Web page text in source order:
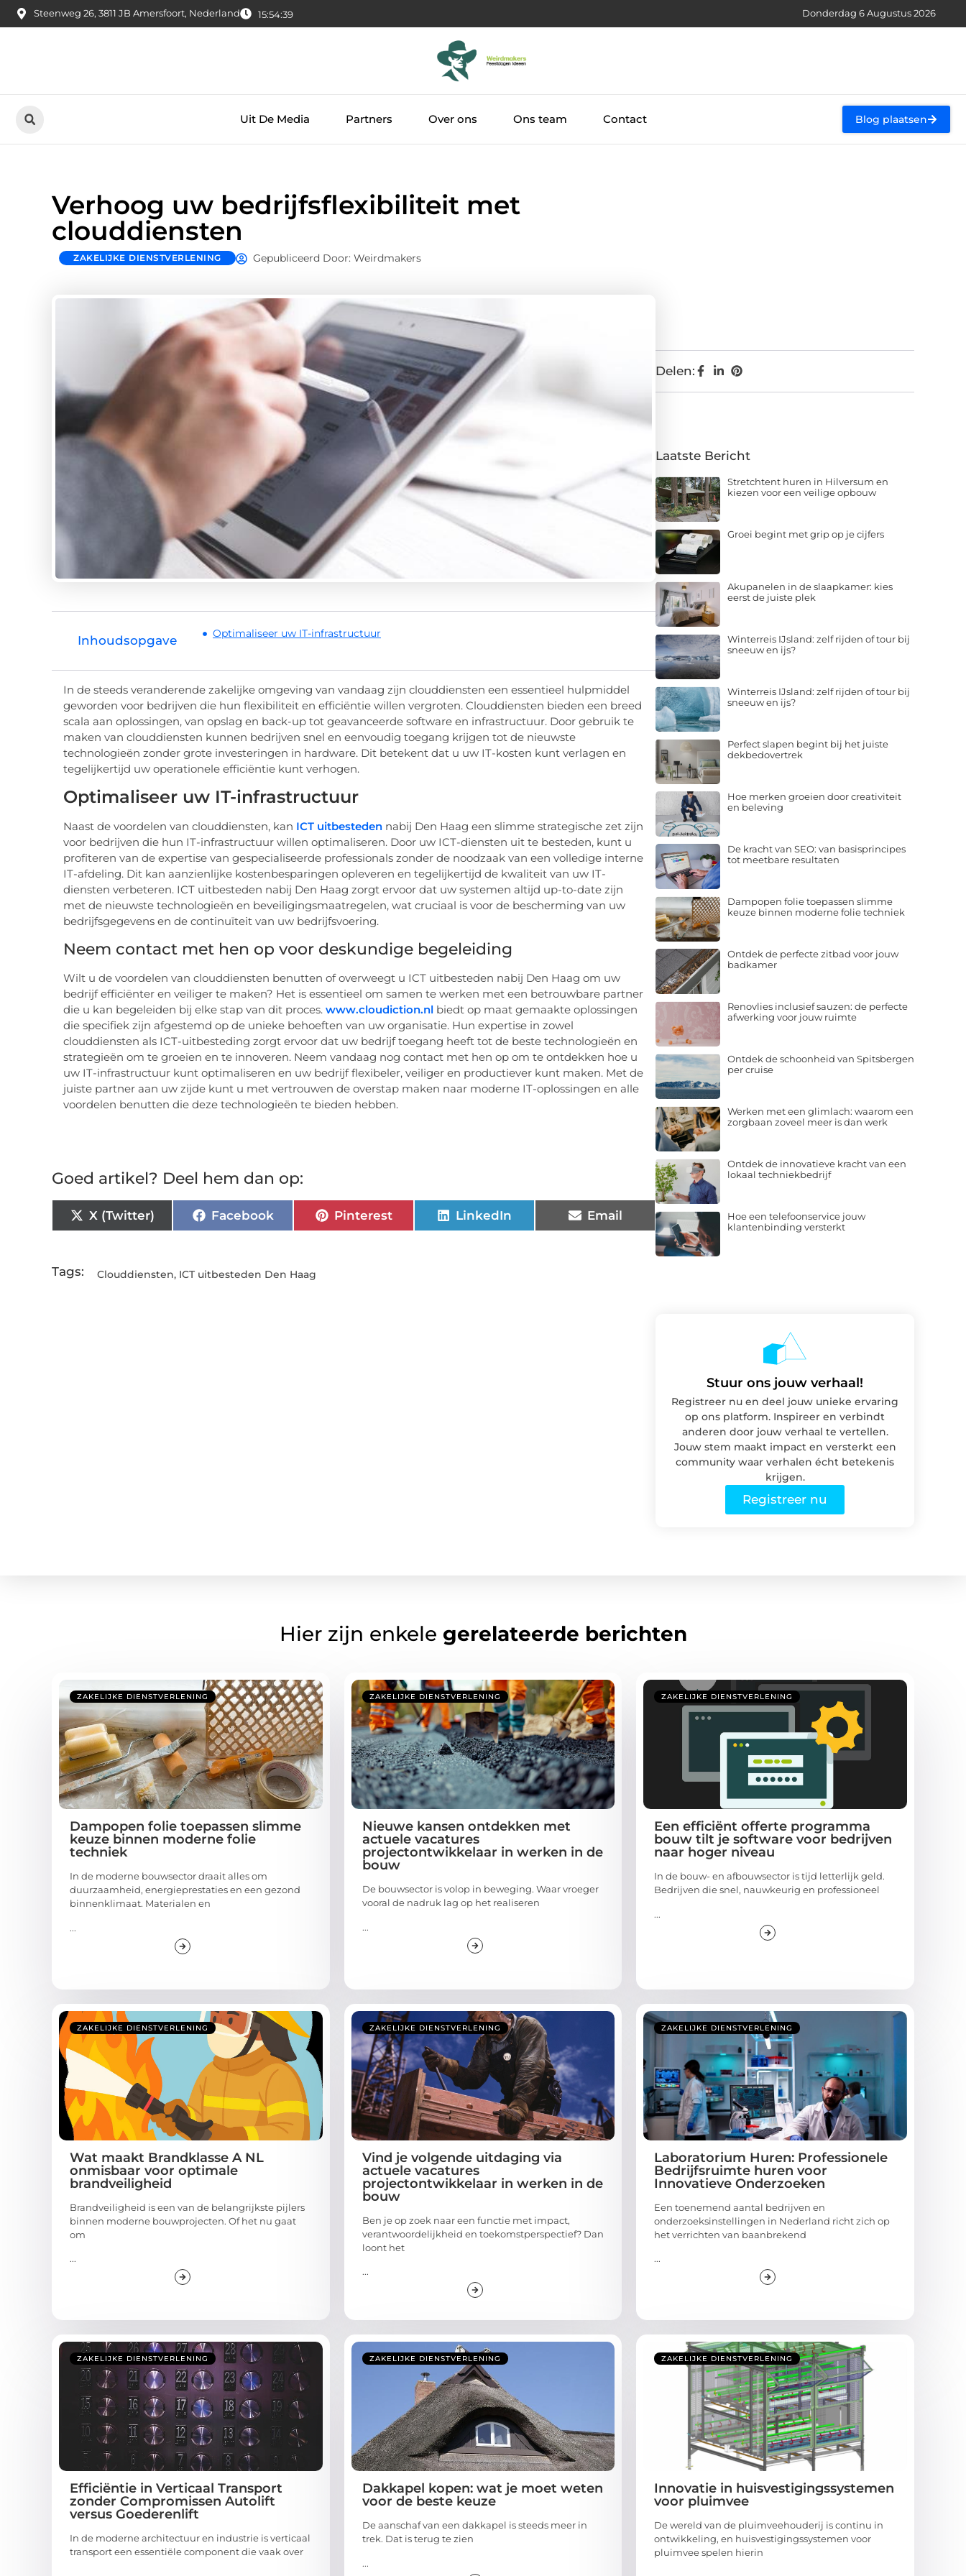
Steenweg 26, 3811 JB Amersfoort, Nederland 15:54:40 Donderdag 6 Augustus 2026
Uit De Media Partners Over ons Ons team Contact Blog plaatsen
Verhoog uw bedrijfsflexibiliteit met
clouddiensten
ZAKELIJKE DIENSTVERLENING Gepubliceerd Door: Weirdmakers
Inhoudsopgave Optimaliseer uw IT-infrastructuur
In de steeds veranderende zakelijke omgeving van vandaag zijn clouddiensten een essentieel hulpmiddel
geworden voor bedrijven die hun flexibiliteit en efficiëntie willen vergroten. Clouddiensten bieden een breed
scala aan oplossingen, van opslag en back-up tot geavanceerde software en infrastructuur. Door gebruik te
maken van clouddiensten kunnen bedrijven snel en eenvoudig toegang krijgen tot de nieuwste
technologieën zonder grote investeringen in hardware. Dit betekent dat u uw IT-kosten kunt verlagen en
tegelijkertijd uw operationele efficiëntie kunt verhogen.
Optimaliseer uw IT-infrastructuur
Naast de voordelen van clouddiensten, kan ICT uitbesteden nabij Den Haag een slimme strategische zet zijn
voor bedrijven die hun IT-infrastructuur willen optimaliseren. Door uw ICT-diensten uit te besteden, kunt u
profiteren van de expertise van gespecialiseerde professionals zonder de noodzaak van een volledige interne
IT-afdeling. Dit kan aanzienlijke kostenbesparingen opleveren en tegelijkertijd de kwaliteit van uw IT-
diensten verbeteren. ICT uitbesteden nabij Den Haag zorgt ervoor dat uw systemen altijd up-to-date zijn
met de nieuwste technologieën en beveiligingsmaatregelen, wat cruciaal is voor de bescherming van uw
bedrijfsgegevens en de continuïteit van uw bedrijfsvoering.
Neem contact met hen op voor deskundige begeleiding
Wilt u de voordelen van clouddiensten benutten of overweegt u ICT uitbesteden nabij Den Haag om uw
bedrijf efficiënter en veiliger te maken? Het is essentieel om samen te werken met een betrouwbare partner
die u kan begeleiden bij elke stap van dit proces. www.cloudiction.nl biedt op maat gemaakte oplossingen
die specifiek zijn afgestemd op de unieke behoeften van uw organisatie. Hun expertise in zowel
clouddiensten als ICT-uitbesteding zorgt ervoor dat uw bedrijf toegang heeft tot de beste technologieën en
strategieën om te groeien en te innoveren. Neem vandaag nog contact met hen op om te ontdekken hoe u
uw IT-infrastructuur kunt optimaliseren en uw bedrijf flexibeler, veiliger en productiever kunt maken. Met de
juiste partner aan uw zijde kunt u met vertrouwen de overstap maken naar moderne IT-oplossingen en alle
voordelen benutten die deze technologieën te bieden hebben.
Goed artikel? Deel hem dan op:
X (Twitter) Facebook Pinterest LinkedIn Email
Tags: Clouddiensten, ICT uitbesteden Den Haag
Delen:
Laatste Bericht
Stretchtent huren in Hilversum en
kiezen voor een veilige opbouw
Groei begint met grip op je cijfers
Akupanelen in de slaapkamer: kies
eerst de juiste plek
Winterreis IJsland: zelf rijden of tour bij
sneeuw en ijs?
Winterreis IJsland: zelf rijden of tour bij
sneeuw en ijs?
Perfect slapen begint bij het juiste
dekbedovertrek
Hoe merken groeien door creativiteit
en beleving
De kracht van SEO: van basisprincipes
tot meetbare resultaten
Dampopen folie toepassen slimme
keuze binnen moderne folie techniek
Ontdek de perfecte zitbad voor jouw
badkamer
Renovlies inclusief sauzen: de perfecte
afwerking voor jouw ruimte
Ontdek de schoonheid van Spitsbergen
per cruise
Werken met een glimlach: waarom een
zorgbaan zoveel meer is dan werk
Ontdek de innovatieve kracht van een
lokaal techniekbedrijf
Hoe een telefoonservice jouw
klantenbinding versterkt
Stuur ons jouw verhaal!
Registreer nu en deel jouw unieke ervaring
op ons platform. Inspireer en verbindt
anderen door jouw verhaal te vertellen.
Jouw stem maakt impact en versterkt een
community waar verhalen écht betekenis
krijgen.
Registreer nu
Hier zijn enkele gerelateerde berichten
ZAKELIJKE DIENSTVERLENING
Dampopen folie toepassen slimme
keuze binnen moderne folie
techniek
In de moderne bouwsector draait alles om
duurzaamheid, energieprestaties en een gezond
binnenklimaat. Materialen en
...
ZAKELIJKE DIENSTVERLENING
Nieuwe kansen ontdekken met
actuele vacatures
projectontwikkelaar in werken in de
bouw
De bouwsector is volop in beweging. Waar vroeger
vooral de nadruk lag op het realiseren
...
ZAKELIJKE DIENSTVERLENING
Een efficiënt offerte programma
bouw tilt je software voor bedrijven
naar hoger niveau
In de bouw- en afbouwsector is tijd letterlijk geld.
Bedrijven die snel, nauwkeurig en professioneel
...
ZAKELIJKE DIENSTVERLENING
Wat maakt Brandklasse A NL
onmisbaar voor optimale
brandveiligheid
Brandveiligheid is een van de belangrijkste pijlers
binnen moderne bouwprojecten. Of het nu gaat
om
...
ZAKELIJKE DIENSTVERLENING
Vind je volgende uitdaging via
actuele vacatures
projectontwikkelaar in werken in de
bouw
Ben je op zoek naar een functie met impact,
verantwoordelijkheid en toekomstperspectief? Dan
loont het
...
ZAKELIJKE DIENSTVERLENING
Laboratorium Huren: Professionele
Bedrijfsruimte huren voor
Innovatieve Onderzoeken
Een toenemend aantal bedrijven en
onderzoeksinstellingen in Nederland richt zich op
het verrichten van baanbrekend
...
ZAKELIJKE DIENSTVERLENING
Efficiëntie in Verticaal Transport
zonder Compromissen Autolift
versus Goederenlift
In de moderne architectuur en industrie is verticaal
transport een essentiële component die vaak over
ZAKELIJKE DIENSTVERLENING
Dakkapel kopen: wat je moet weten
voor de beste keuze
De aanschaf van een dakkapel is steeds meer in
trek. Dat is terug te zien
...
ZAKELIJKE DIENSTVERLENING
Innovatie in huisvestigingssystemen
voor pluimvee
De wereld van de pluimveehouderij is continu in
ontwikkeling, en huisvestigingssystemen voor
pluimvee spelen hierin